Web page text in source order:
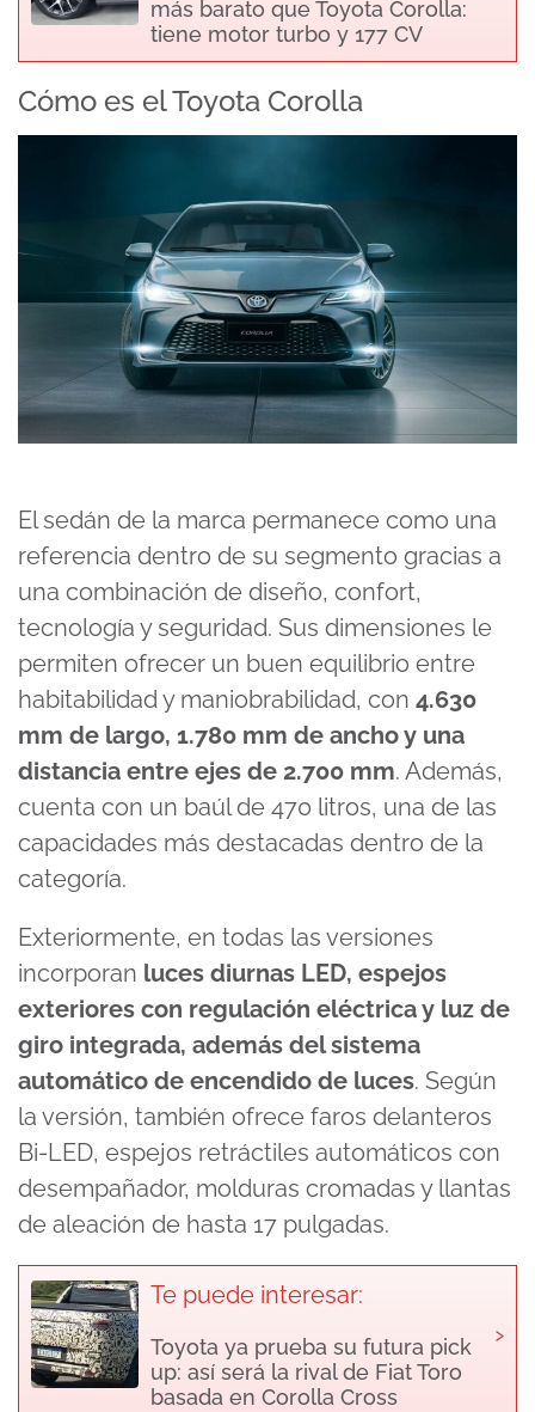
más barato que Toyota Corolla:
tiene motor turbo y 177 CV
Cómo es el Toyota Corolla
El sedán de la marca permanece como una
referencia dentro de su segmento gracias a
una combinación de diseño, confort,
tecnología y seguridad. Sus dimensiones le
permiten ofrecer un buen equilibrio entre
habitabilidad y maniobrabilidad, con 4.630
mm de largo, 1.780 mm de ancho y una
distancia entre ejes de 2.700 mm. Además,
cuenta con un baúl de 470 litros, una de las
capacidades más destacadas dentro de la
categoría.
Exteriormente, en todas las versiones
incorporan luces diurnas LED, espejos
exteriores con regulación eléctrica y luz de
giro integrada, además del sistema
automático de encendido de luces. Según
la versión, también ofrece faros delanteros
Bi-LED, espejos retráctiles automáticos con
desempañador, molduras cromadas y llantas
de aleación de hasta 17 pulgadas.
Te puede interesar:
Toyota ya prueba su futura pick
up: así será la rival de Fiat Toro
basada en Corolla Cross
›